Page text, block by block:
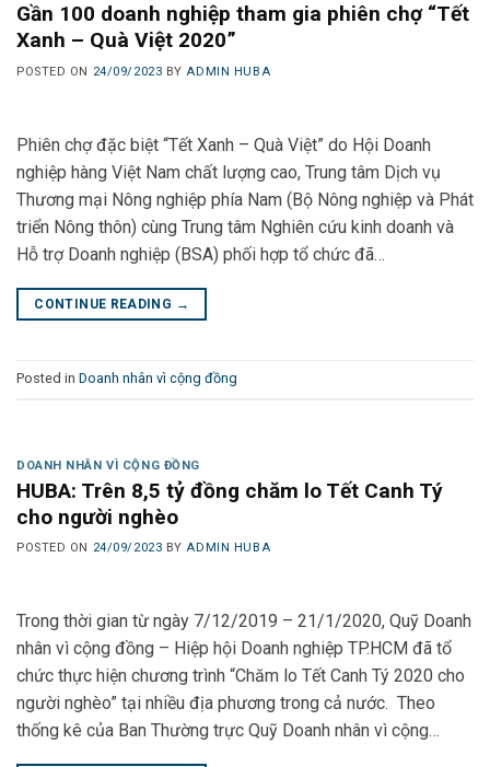
Gần 100 doanh nghiệp tham gia phiên chợ “Tết
Xanh – Quà Việt 2020”
POSTED ON 24/09/2023 BYADMIN HUBA
Phiên chợ đặc biệt “Tết Xanh – Quà Việt” do Hội Doanh
nghiệp hàng Việt Nam chất lượng cao, Trung tâm Dịch vụ
Thương mại Nông nghiệp phía Nam (Bộ Nông nghiệp và Phát
triển Nông thôn) cùng Trung tâm Nghiên cứu kinh doanh và
Hỗ trợ Doanh nghiệp (BSA) phối hợp tổ chức đã…
CONTINUE READING →
Posted in Doanh nhân vì cộng đồng
DOANH NHÂN VÌ CỘNG ĐỒNG
HUBA: Trên 8,5 tỷ đồng chăm lo Tết Canh Tý
cho người nghèo
POSTED ON 24/09/2023 BYADMIN HUBA
Trong thời gian từ ngày 7/12/2019 – 21/1/2020, Quỹ Doanh
nhân vì cộng đồng – Hiệp hội Doanh nghiệp TP.HCM đã tổ
chức thực hiện chương trình “Chăm lo Tết Canh Tý 2020 cho
người nghèo” tại nhiều địa phương trong cả nước. Theo
thống kê của Ban Thường trực Quỹ Doanh nhân vì cộng…